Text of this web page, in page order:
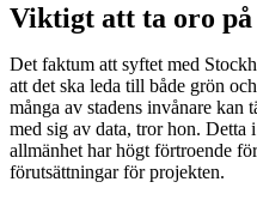
Viktigt att ta oro
Det faktum att syftet med
att det ska leda till både grön
många av stadens invånare kan
med sig av data, tror hon. Detta
allmänhet har högt förtroende
förutsättningar för projekten.